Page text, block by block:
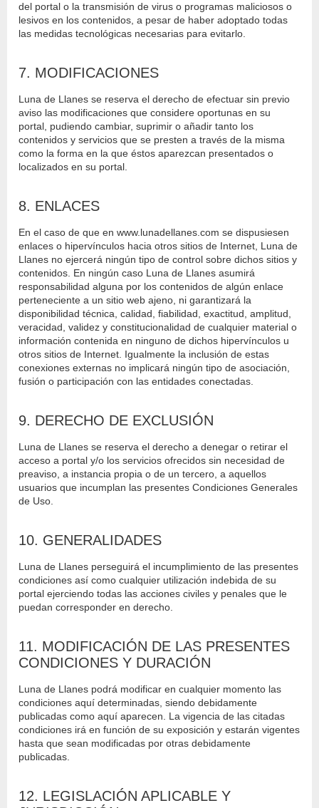
del portal o la transmisión de virus o programas maliciosos o
lesivos en los contenidos, a pesar de haber adoptado todas
las medidas tecnológicas necesarias para evitarlo.
7. MODIFICACIONES
Luna de Llanes se reserva el derecho de efectuar sin previo
aviso las modificaciones que considere oportunas en su
portal, pudiendo cambiar, suprimir o añadir tanto los
contenidos y servicios que se presten a través de la misma
como la forma en la que éstos aparezcan presentados o
localizados en su portal.
8. ENLACES
En el caso de que en www.lunadellanes.com se dispusiesen
enlaces o hipervínculos hacia otros sitios de Internet, Luna de
Llanes no ejercerá ningún tipo de control sobre dichos sitios y
contenidos. En ningún caso Luna de Llanes asumirá
responsabilidad alguna por los contenidos de algún enlace
perteneciente a un sitio web ajeno, ni garantizará la
disponibilidad técnica, calidad, fiabilidad, exactitud, amplitud,
veracidad, validez y constitucionalidad de cualquier material o
información contenida en ninguno de dichos hipervínculos u
otros sitios de Internet. Igualmente la inclusión de estas
conexiones externas no implicará ningún tipo de asociación,
fusión o participación con las entidades conectadas.
9. DERECHO DE EXCLUSIÓN
Luna de Llanes se reserva el derecho a denegar o retirar el
acceso a portal y/o los servicios ofrecidos sin necesidad de
preaviso, a instancia propia o de un tercero, a aquellos
usuarios que incumplan las presentes Condiciones Generales
de Uso.
10. GENERALIDADES
Luna de Llanes perseguirá el incumplimiento de las presentes
condiciones así como cualquier utilización indebida de su
portal ejerciendo todas las acciones civiles y penales que le
puedan corresponder en derecho.
11. MODIFICACIÓN DE LAS PRESENTES
CONDICIONES Y DURACIÓN
Luna de Llanes podrá modificar en cualquier momento las
condiciones aquí determinadas, siendo debidamente
publicadas como aquí aparecen. La vigencia de las citadas
condiciones irá en función de su exposición y estarán vigentes
hasta que sean modificadas por otras debidamente
publicadas.
12. LEGISLACIÓN APLICABLE Y